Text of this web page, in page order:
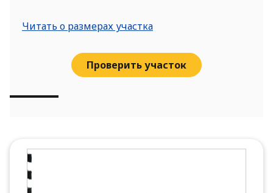
Читать о размерах участка
Проверить участок